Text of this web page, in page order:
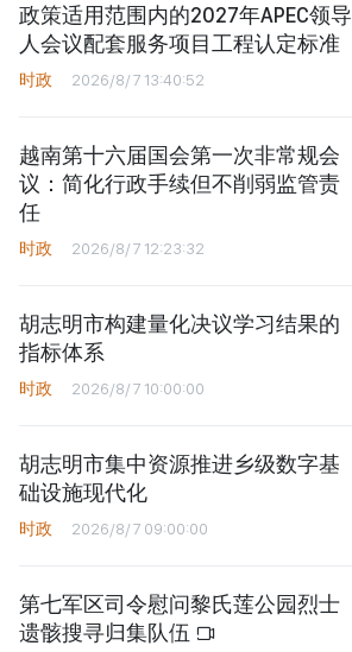
政策适用范围内的2027年APEC领导
人会议配套服务项目工程认定标准
时政 2026/8/7 13:40:52
越南第十六届国会第一次非常规会
议：简化行政手续但不削弱监管责
任
时政 2026/8/7 12:23:32
胡志明市构建量化决议学习结果的
指标体系
时政 2026/8/7 10:00:00
胡志明市集中资源推进乡级数字基
础设施现代化
时政 2026/8/7 09:00:00
第七军区司令慰问黎氏莲公园烈士
遗骸搜寻归集队伍